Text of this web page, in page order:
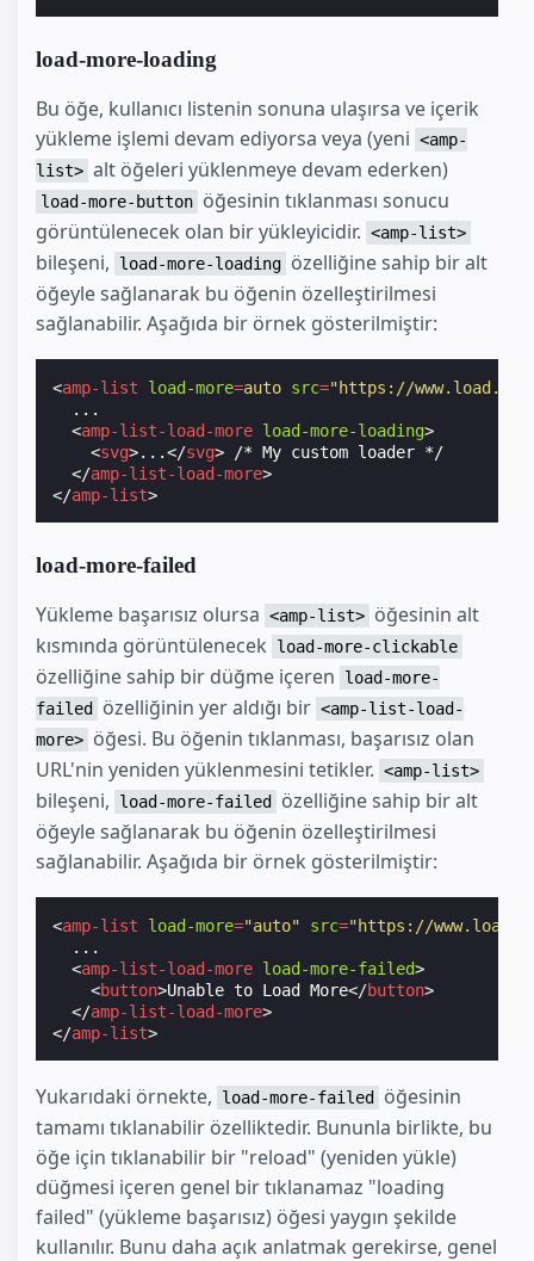
load-more-loading
Bu öğe, kullanıcı listenin sonuna ulaşırsa ve içerik
yükleme işlemi devam ediyorsa veya (yeni <amp-
list> alt öğeleri yüklenmeye devam ederken)
load-more-button öğesinin tıklanması sonucu
görüntülenecek olan bir yükleyicidir. <amp-list>
bileşeni, load-more-loading özelliğine sahip bir alt
öğeyle sağlanarak bu öğenin özelleştirilmesi
sağlanabilir. Aşağıda bir örnek gösterilmiştir:
<amp-list load-more=auto src="https://
  ...
<amp-list-load-more load-more-loading>
<svg>...</svg> /* My custom loader */
</amp-list-load-more>
</amp-list>
load-more-failed
Yükleme başarısız olursa <amp-list> öğesinin alt
kısmında görüntülenecek
load-more-clickable
özelliğine sahip bir düğme içeren
load-more-
failed özelliğinin yer aldığı bir <amp-list-load-
more> öğesi. Bu öğenin tıklanması, başarısız olan
URL'nin yeniden yüklenmesini tetikler. <amp-list>
bileşeni, load-more-failed özelliğine sahip bir alt
öğeyle sağlanarak bu öğenin özelleştirilmesi
sağlanabilir. Aşağıda bir örnek gösterilmiştir:
<amp-list load-more="auto" src="https://
  ...
<amp-list-load-more load-more-failed>
<button>Unable to Load More</button>
</amp-list-load-more>
</amp-list>
Yukarıdaki örnekte, load-more-failed öğesinin
tamamı tıklanabilir özelliktedir. Bununla birlikte, bu
öğe için tıklanabilir bir "reload" (yeniden yükle)
düğmesi içeren genel bir tıklanamaz "loading
failed" (yükleme başarısız) öğesi yaygın şekilde
kullanılır. Bunu daha açık anlatmak gerekirse, genel